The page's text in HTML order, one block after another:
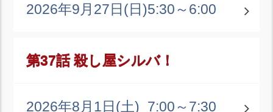
2026年9月27日(日)5:30～6:00
第37話 殺し屋シルバ！
2026年8月1日(土) 7:00～7:30